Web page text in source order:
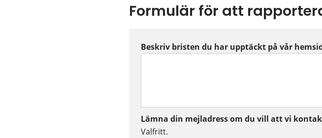
Formulär för att
Beskriv bristen du har upptäckt på vår
Lämna din mejladress om du vill att vi
Valfritt.